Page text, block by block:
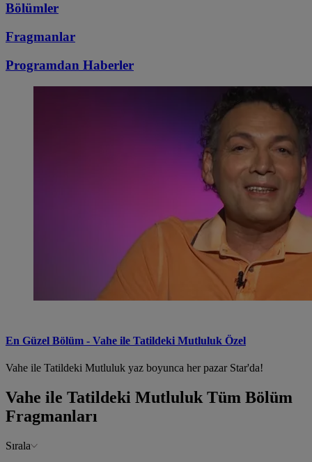
Bölümler
Fragmanlar
Programdan Haberler
En Güzel Bölüm - Vahe ile Tatildeki Mutluluk Özel
Vahe ile Tatildeki Mutluluk yaz boyunca her pazar Star'da!
Vahe ile Tatildeki Mutluluk Tüm Bölüm
Fragmanları
Sırala